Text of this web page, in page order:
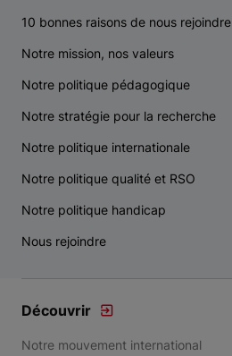
10 bonnes raisons de nous rejoindre
Notre mission, nos valeurs
Notre politique pédagogique
Notre stratégie pour la recherche
Notre politique internationale
Notre politique qualité et RSO
Notre politique handicap
Nous rejoindre
Découvrir
Notre mouvement international